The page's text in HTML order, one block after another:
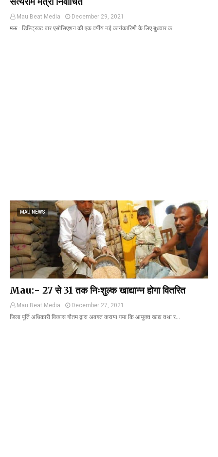
Mau Beat Media
December 29, 2021
मऊ : डिस्ट्रिक्ट बार एसोसिएशन की एक वर्षीय नई कार्यकारिणी के लिए बुधवार क…
MAU NEWS
Mau:- 27 से 31 तक निःशुल्क खाद्यान्न होगा वितरित
Mau Beat Media
December 27, 2021
जिला पूर्ति अधिकारी विकास गौतम द्वारा अवगत कराया गया कि आयुक्त खाद्य तथा र…